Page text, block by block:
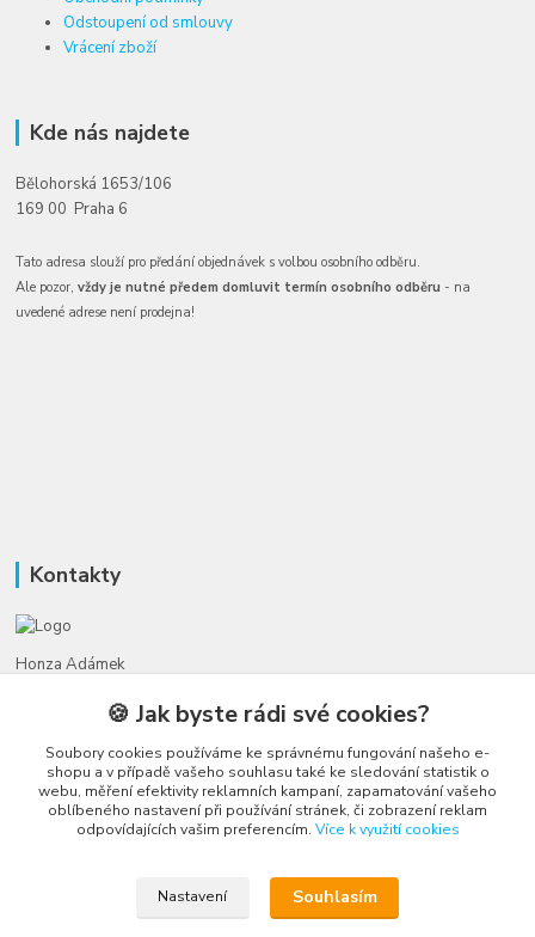
Odstoupení od smlouvy
Vrácení zboží
Kde nás najdete
Bělohorská 1653/106
169 00 Praha 6
Tato adresa slouží pro předání objednávek s volbou osobního odběru.
Ale pozor,vždy je nutné předem domluvit termín osobního odběru - na
uvedené adrese není prodejna!
Kontakty
Honza Adámek
(Po-Ne, 9-21 hod.)
honza@autahracky.cz
Upravit sběr cookies.
🍪 Jak byste rádi své cookies?
Soubory cookies používáme ke správnému fungování našeho e-
shopu a v případě vašeho souhlasu také ke sledování statistik o
webu, měření efektivity reklamních kampaní, zapamatování vašeho
oblíbeného nastavení při používání stránek, či zobrazení reklam
odpovídajících vašim preferencím. Více k využití cookies
Nastavení Souhlasím